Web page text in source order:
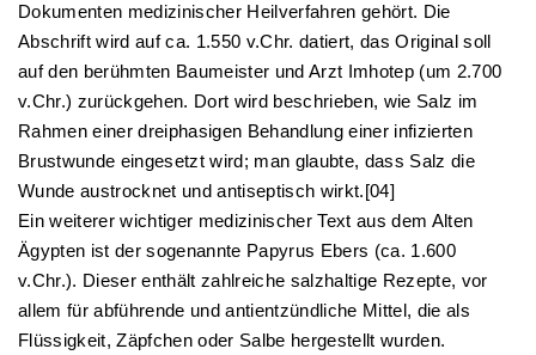
Dokumenten medizinischer Heilverfahren gehört. Die
Abschrift wird auf ca. 1.550 v.Chr. datiert, das Original soll
auf den berühmten Baumeister und Arzt Imhotep (um 2.700
v.Chr.) zurückgehen. Dort wird beschrieben, wie Salz im
Rahmen einer dreiphasigen Behandlung einer infizierten
Brustwunde eingesetzt wird; man glaubte, dass Salz die
Wunde austrocknet und antiseptisch wirkt.[04]
Ein weiterer wichtiger medizinischer Text aus dem Alten
Ägypten ist der sogenannte Papyrus Ebers (ca. 1.600
v.Chr.). Dieser enthält zahlreiche salzhaltige Rezepte, vor
allem für abführende und antientzündliche Mittel, die als
Flüssigkeit, Zäpfchen oder Salbe hergestellt wurden.